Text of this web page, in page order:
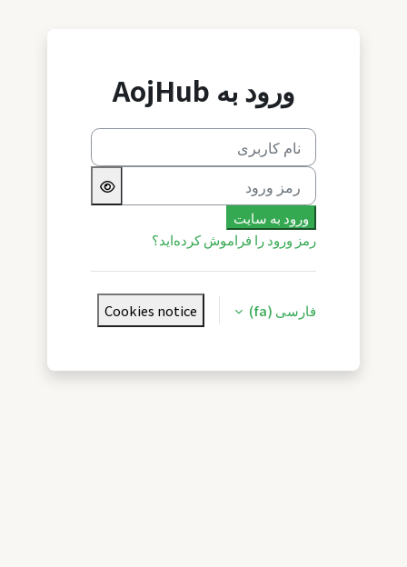
ورود به AojHub
نام کاربری
رمز ورود
ورود به سایت
رمز ورود را فراموش کرده‌اید؟
فارسی ‎(fa)‎ Cookies notice